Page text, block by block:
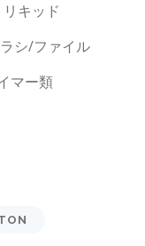
リキッド
シ/ファイル
マー類